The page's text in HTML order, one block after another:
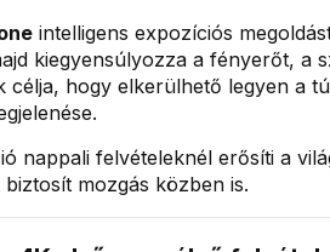
intelligens expozíciós
kiegyensúlyozza a fényerőt, a
célja, hogy elkerülhető legyen a
nappali felvételeknél erősíti a
mozgás közben is.